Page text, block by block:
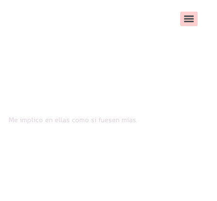
Me implico en ellas como si fuesen mías.